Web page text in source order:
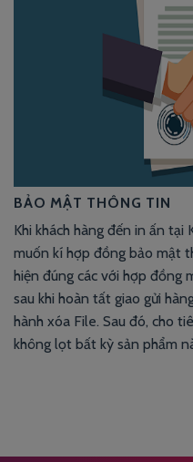
BẢO MẬT THÔNG TIN
Khi khách hàng đến in ấn
muốn kí hợp đồng bảo mật
hiện đúng các với hợp đồng
sau khi hoàn tất giao gửi
hành xóa File. Sau đó, cho
không lọt bất kỳ sản phẩm